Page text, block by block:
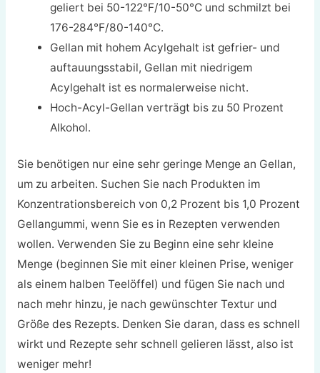
geliert bei 50-122°F/10-50°C und schmilzt bei
176-284°F/80-140°C.
Gellan mit hohem Acylgehalt ist gefrier- und
auftauungsstabil, Gellan mit niedrigem
Acylgehalt ist es normalerweise nicht.
Hoch-Acyl-Gellan verträgt bis zu 50 Prozent
Alkohol.
Sie benötigen nur eine sehr geringe Menge an Gellan,
um zu arbeiten. Suchen Sie nach Produkten im
Konzentrationsbereich von 0,2 Prozent bis 1,0 Prozent
Gellangummi, wenn Sie es in Rezepten verwenden
wollen. Verwenden Sie zu Beginn eine sehr kleine
Menge (beginnen Sie mit einer kleinen Prise, weniger
als einem halben Teelöffel) und fügen Sie nach und
nach mehr hinzu, je nach gewünschter Textur und
Größe des Rezepts. Denken Sie daran, dass es schnell
wirkt und Rezepte sehr schnell gelieren lässt, also ist
weniger mehr!